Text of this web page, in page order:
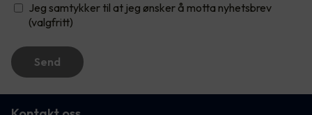
Jeg samtykker til at jeg ønsker å motta nyhetsbrev
(valgfritt)
Send